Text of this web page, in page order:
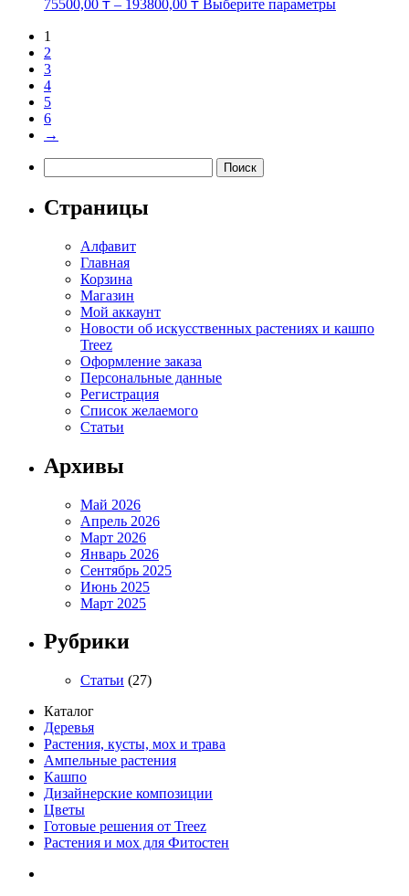
75500,00 ₸ – 193800,00 ₸ Выберите параметры
1
2
3
4
5
6
→
Страницы
Алфавит
Главная
Корзина
Магазин
Мой аккаунт
Новости об искусственных растениях и кашпо
Treez
Оформление заказа
Персональные данные
Регистрация
Список желаемого
Статьи
Архивы
Май 2026
Апрель 2026
Март 2026
Январь 2026
Сентябрь 2025
Июнь 2025
Март 2025
Рубрики
Статьи (27)
Каталог
Деревья
Растения, кусты, мох и трава
Ампельные растения
Кашпо
Дизайнерские композиции
Цветы
Готовые решения от Treez
Растения и мох для Фитостен